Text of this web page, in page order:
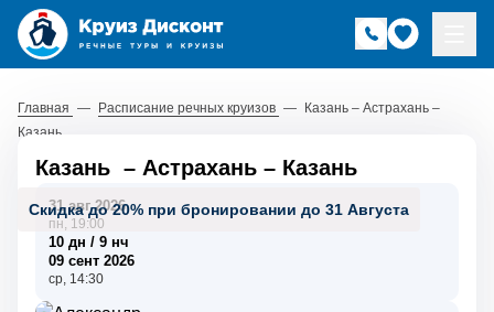
Главная — Расписание речных круизов — Казань – Астрахань –
Казань
Скидка до 20% при бронировании до 31 Августа
Казань – Астрахань – Казань
31 авг 2026
пн, 19:00
10 дн / 9 нч
09 сент 2026
ср, 14:30